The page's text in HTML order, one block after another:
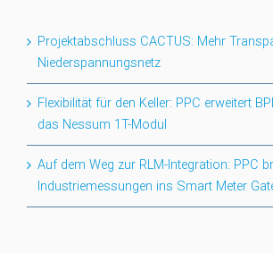
Projektabschluss CACTUS: Mehr
Niederspannungsnetz
Flexibilität für den Keller: PPC erweitert
das Nessum 1T-Modul
Auf dem Weg zur RLM-Integration: PPC
Industriemessungen ins Smart Meter